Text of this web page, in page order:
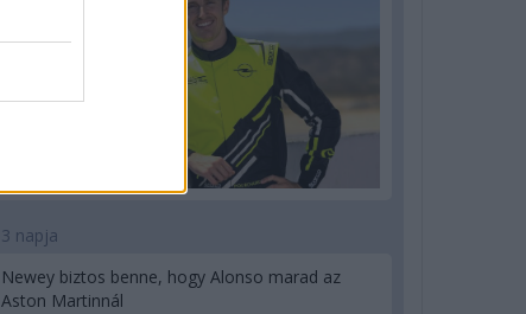
3 napja
Newey biztos benne, hogy Alonso marad az
Aston Martinnál